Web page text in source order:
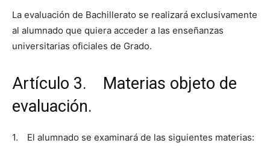
La evaluación de Bachillerato se realizará exclusivamente
al alumnado que quiera acceder a las enseñanzas
universitarias oficiales de Grado.
Artículo 3. Materias objeto de
evaluación.
1. El alumnado se examinará de las siguientes materias: